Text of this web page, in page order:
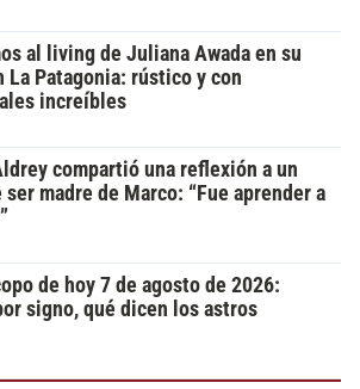
al living de Juliana Awada en su
La Patagonia: rústico y con
increíbles
compartió una reflexión a un
ser madre de Marco: “Fue aprender a
de hoy 7 de agosto de 2026:
signo, qué dicen los astros